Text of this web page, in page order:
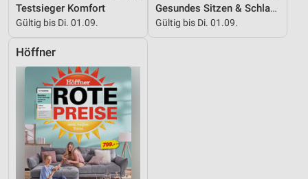
Testsieger Komfort
Gültig bis Di. 01.09.
Gesundes Sitzen & Schlafen
Gültig bis Di. 01.09.
Höffner